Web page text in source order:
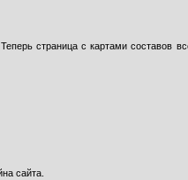
страница с картами составов
сайта.